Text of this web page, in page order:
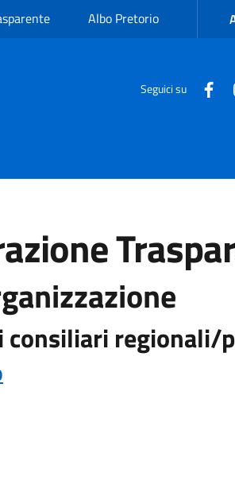
Albo Pretorio
Seguici su
consiliari regionali/